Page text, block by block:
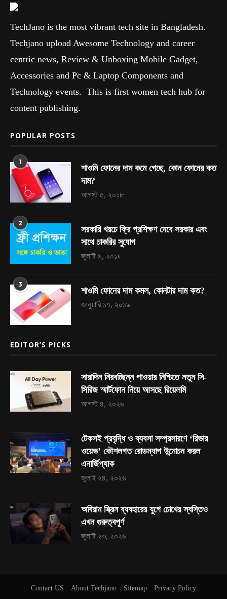
TechJano is the most vibrant tech site in Bangladesh.
Techjano upload Awesome Technology and career
centric news, Review & Unboxing Mobile Gadget,
Accessories and Pc & Laptop Components and
Technology events. This is first women tech hub for
content publishing.
POPULAR POSTS
1
শাওমি ফোনের দাম কমে গেছে, কোন ফোনের কত
দাম?
আগস্ট ৫, ২০১৮
2
সরকারি খরচে ফ্রি প্রশিক্ষণ দেবে সরকার এবং
সাথে চাকরির সুযোগ
জুলাই ৯, ২০১৮
3
শাওমি ফোনের দাম কমল, কোনটার দাম কত?
জানুয়ারি ১৭, ২০১৯
EDITOR’S PICKS
সারাদিন নিরবচ্ছিন্ন পাওয়ার নিশ্চিতে নতুন সি-
সিরিজ স্মার্টফোন নিয়ে আসছে রিয়েলমি
আগস্ট ৪, ২০২৬
টেকসই প্রবৃদ্ধি ও ব্যবসা সম্প্রসারণে ‘রিভার
ওয়েভ’ কৌশলগত রোডম্যাপ উন্মোচন করল
এনার্জিপ্যাক
জুলাই ২৪, ২০২৬
অবিরাম স্ক্রিন ব্যবহারের যুগে চোখের স্বস্তিও
এখন গুরুত্বপূর্ণ
জুলাই ২৩, ২০২৬
Contact US About Techjano Sitemap Privacy Policy